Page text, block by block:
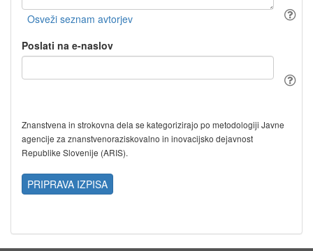
Poslati na e-naslov
Znanstvena in strokovna dela se kategorizirajo po metodologiji Javne
agencije za znanstvenoraziskovalno in inovacijsko dejavnost
Republike Slovenije (ARIS).
PRIPRAVA IZPISA